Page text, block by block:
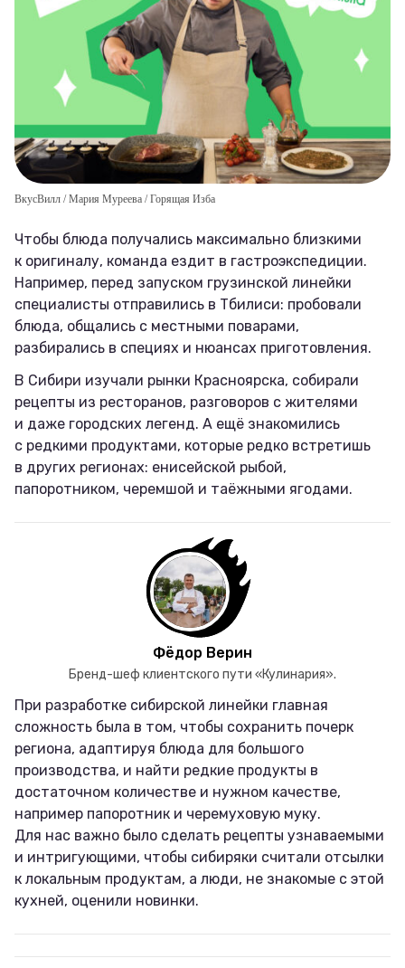
ВкусВилл / Мария Муреева / Горящая Изба
Чтобы блюда получались максимально близкими
к оригиналу, команда ездит в гастроэкспедиции.
Например, перед запуском грузинской линейки
специалисты отправились в Тбилиси: пробовали
блюда, общались с местными поварами,
разбирались в специях и нюансах приготовления.
В Сибири изучали рынки Красноярска, собирали
рецепты из ресторанов, разговоров с жителями
и даже городских легенд. А ещё знакомились
с редкими продуктами, которые редко встретишь
в других регионах: енисейской рыбой,
папоротником, черемшой и таёжными ягодами.
Фёдор Верин
Бренд-шеф клиентского пути «Кулинария».
При разработке сибирской линейки главная
сложность была в том, чтобы сохранить почерк
региона, адаптируя блюда для большого
производства, и найти редкие продукты в
достаточном количестве и нужном качестве,
например папоротник и черемуховую муку.
Для нас важно было сделать рецепты узнаваемыми
и интригующими, чтобы сибиряки считали отсылки
к локальным продуктам, а люди, не знакомые с этой
кухней, оценили новинки.